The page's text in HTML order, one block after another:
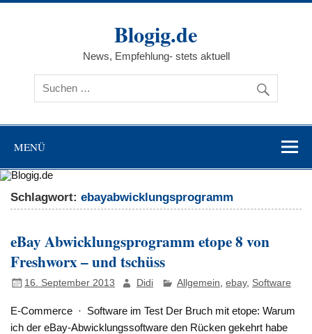
Zum
Blogig.de
News, Empfehlung- stets aktuell
MENÜ
Schlagwort:ebayabwicklungsprogramm
eBay Abwicklungsprogramm etope 8 von
Freshworx – und tschüss
16. September 2013 Didi Allgemein ebay, Software
E-Commerce · Software im Test Der Bruch mit etope: Warum
ich der eBay-Abwicklungssoftware den Rücken gekehrt habe